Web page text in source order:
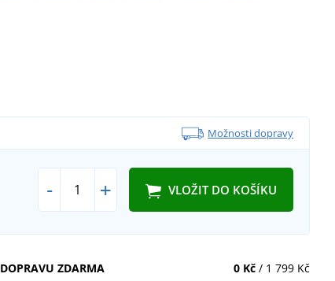
Možnosti dopravy
- + VLOŽIT DO KOŠÍKU
0 Kč/ 1 799 Kč
DOPRAVU ZDARMA